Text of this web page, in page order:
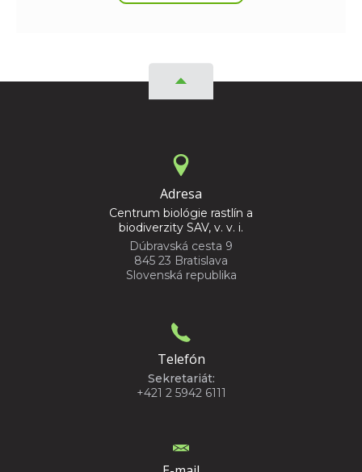
Adresa
Centrum biológie rastlín a
biodiverzity SAV, v. v. i.
Dúbravská cesta 9
845 23 Bratislava
Slovenská republika
Telefón
Sekretariát:
+421 2 5942 6111